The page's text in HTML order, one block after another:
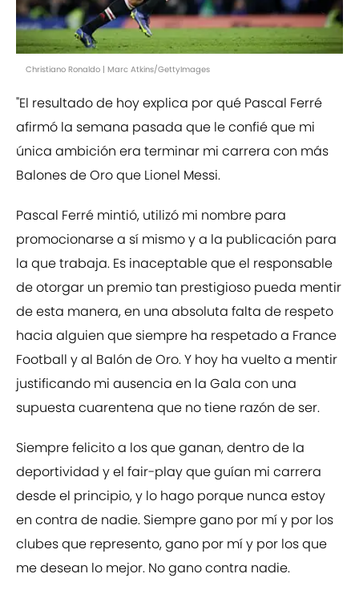
Christiano Ronaldo | Marc Atkins/GettyImages
"El resultado de hoy explica por qué Pascal Ferré
afirmó la semana pasada que le confié que mi
única ambición era terminar mi carrera con más
Balones de Oro que Lionel Messi.
Pascal Ferré mintió, utilizó mi nombre para
promocionarse a sí mismo y a la publicación para
la que trabaja. Es inaceptable que el responsable
de otorgar un premio tan prestigioso pueda mentir
de esta manera, en una absoluta falta de respeto
hacia alguien que siempre ha respetado a France
Football y al Balón de Oro. Y hoy ha vuelto a mentir
justificando mi ausencia en la Gala con una
supuesta cuarentena que no tiene razón de ser.
Siempre felicito a los que ganan, dentro de la
deportividad y el fair-play que guían mi carrera
desde el principio, y lo hago porque nunca estoy
en contra de nadie. Siempre gano por mí y por los
clubes que represento, gano por mí y por los que
me desean lo mejor. No gano contra nadie.